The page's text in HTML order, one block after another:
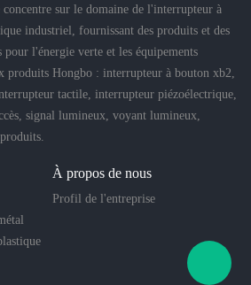
sur le domaine de l'interrupteur à
industriel, fournissant des produits et des
l'énergie verte et les équipements
produits Hongbo : interrupteur à bouton xb2,
tactile, interrupteur piézoélectrique,
signal lumineux, voyant lumineux,
À propos de nous
Profil de l'entreprise